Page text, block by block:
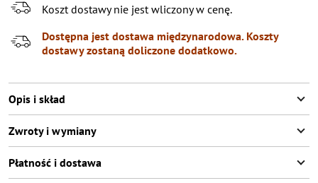
Koszt dostawy nie jest wliczony w cenę.
Dostępna jest dostawa międzynarodowa. Koszty
dostawy zostaną doliczone dodatkowo.
Opis i skład
Zwroty i wymiany
Płatność i dostawa